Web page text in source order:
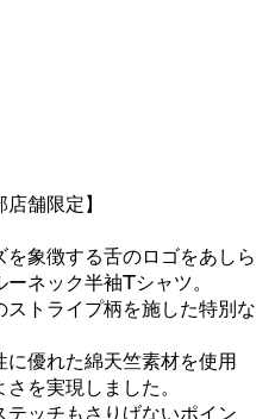
舗限定】
象徴する舌のロゴをあしら
ネック半袖Tシャツ。
トライプ柄を施した特別な
優れた綿天竺素材を使用
を実現しました。
ッチもさりげないポイン